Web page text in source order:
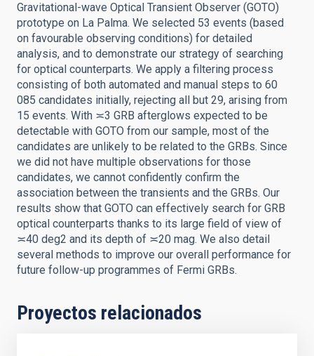
Gravitational-wave Optical Transient Observer (GOTO)
prototype on La Palma. We selected 53 events (based
on favourable observing conditions) for detailed
analysis, and to demonstrate our strategy of searching
for optical counterparts. We apply a filtering process
consisting of both automated and manual steps to 60
085 candidates initially, rejecting all but 29, arising from
15 events. With ≍3 GRB afterglows expected to be
detectable with GOTO from our sample, most of the
candidates are unlikely to be related to the GRBs. Since
we did not have multiple observations for those
candidates, we cannot confidently confirm the
association between the transients and the GRBs. Our
results show that GOTO can effectively search for GRB
optical counterparts thanks to its large field of view of
≍40 deg2 and its depth of ≍20 mag. We also detail
several methods to improve our overall performance for
future follow-up programmes of Fermi GRBs.
Proyectos relacionados